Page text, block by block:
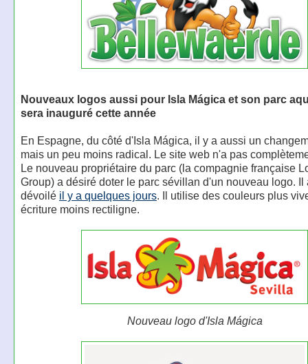
Nouveaux logos aussi pour Isla Mágica et son parc
sera inauguré cette année
En Espagne, du côté d'Isla Mágica, il y a aussi un
mais un peu moins radical. Le site web n'a pas
Le nouveau propriétaire du parc (la compagnie française
Group) a désiré doter le parc sévillan d'un nouveau logo. Il
dévoilé il y a quelques jours. Il utilise des couleurs plus
écriture moins rectiligne.
Nouveau logo d'Isla Mágica